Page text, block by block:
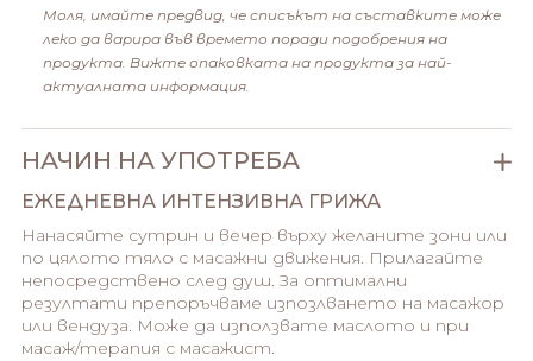
Моля, имайте предвид, че списъкът на съставките може
леко да варира във времето поради подобрения на
продукта. Вижте опаковката на продукта за най-
актуалната информация.
НАЧИН НА УПОТРЕБА
ЕЖЕДНЕВНА ИНТЕНЗИВНА ГРИЖА
Нанасяйте сутрин и вечер върху желаните зони или
по цялото тяло с масажни движения. Прилагайте
непосредствено след душ. За оптимални
резултати препоръчваме изпозлването на масажор
или вендуза. Може да използвате маслото и при
масаж/терапия с масажист.